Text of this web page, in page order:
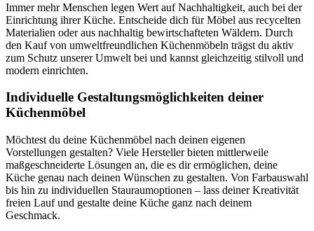
Immer mehr Menschen legen Wert auf Nachhaltigkeit, auch bei der
Einrichtung ihrer Küche. Entscheide dich für Möbel aus recycelten
Materialien oder aus nachhaltig bewirtschafteten Wäldern. Durch
den Kauf von umweltfreundlichen Küchenmöbeln trägst du aktiv
zum Schutz unserer Umwelt bei und kannst gleichzeitig stilvoll und
modern einrichten.
Individuelle Gestaltungsmöglichkeiten deiner
Küchenmöbel
Möchtest du deine Küchenmöbel nach deinen eigenen
Vorstellungen gestalten? Viele Hersteller bieten mittlerweile
maßgeschneiderte Lösungen an, die es dir ermöglichen, deine
Küche genau nach deinen Wünschen zu gestalten. Von Farbauswahl
bis hin zu individuellen Stauraumoptionen – lass deiner Kreativität
freien Lauf und gestalte deine Küche ganz nach deinem
Geschmack.